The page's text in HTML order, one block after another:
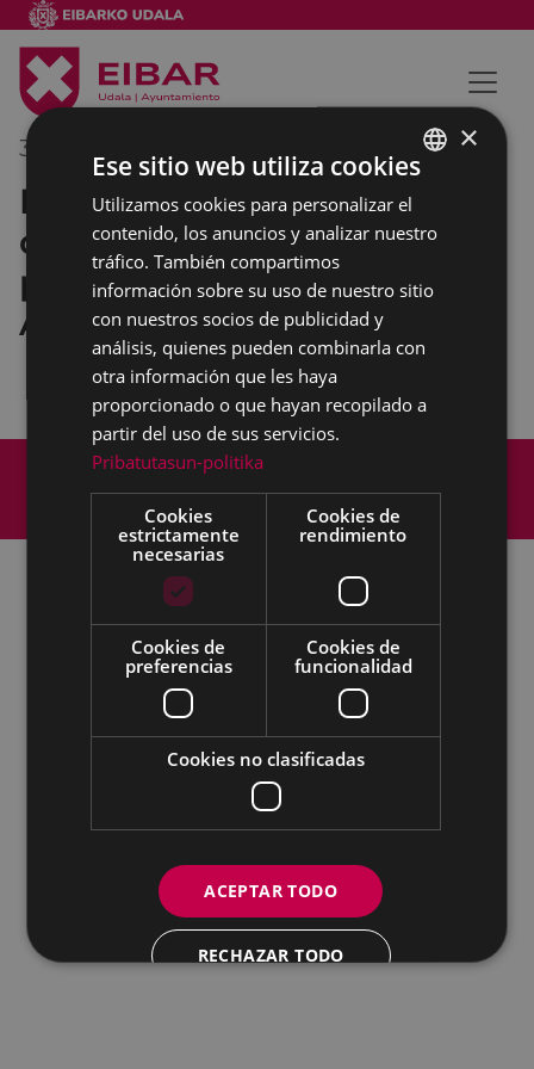
30/11/2017
Reparto de los premios de
carteles, del concurso de
pintxos y de la Feria de San
Andrés
Mapa del Sitio
Accesibilidad
Todas las redes sociales del Ayuntamiento
Eibarko Udala - Untzaga plaza, 1 | 20600 Eibar
Tfnoa.: 943 70 84 00 / 010 | Faxa: 943 70 84 16 |
IFZ: P2003100A | DIR3 L01200300
BASQUE
SPANISH
×
Ese sitio web utiliza cookies
Utilizamos cookies para personalizar el
contenido, los anuncios y analizar nuestro
tráfico. También compartimos
información sobre su uso de nuestro sitio
con nuestros socios de publicidad y
análisis, quienes pueden combinarla con
otra información que les haya
proporcionado o que hayan recopilado a
partir del uso de sus servicios.
Pribatutasun-politika
Cookies
estrictamente
necesarias
Cookies de
rendimiento
Cookies de
preferencias
Cookies de
funcionalidad
Cookies no clasificadas
ACEPTAR TODO
RECHAZAR TODO